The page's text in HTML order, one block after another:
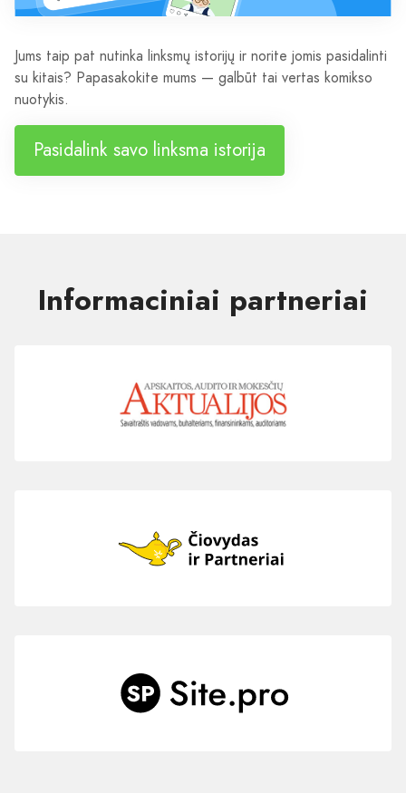
Jums taip pat nutinka linksmų istorijų ir norite jomis pasidalinti
su kitais? Papasakokite mums — galbūt tai vertas komikso
nuotykis.
Pasidalink savo linksma istorija
Informaciniai partneriai